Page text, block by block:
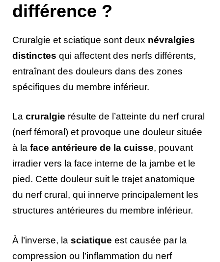
différence ?
Cruralgie et sciatique sont deux névralgies
distinctes qui affectent des nerfs différents,
entraînant des douleurs dans des zones
spécifiques du membre inférieur.
La cruralgie résulte de l’atteinte du nerf crural
(nerf fémoral) et provoque une douleur située
à la face antérieure de la cuisse, pouvant
irradier vers la face interne de la jambe et le
pied. Cette douleur suit le trajet anatomique
du nerf crural, qui innerve principalement les
structures antérieures du membre inférieur.
À l’inverse, la sciatique est causée par la
compression ou l’inflammation du nerf